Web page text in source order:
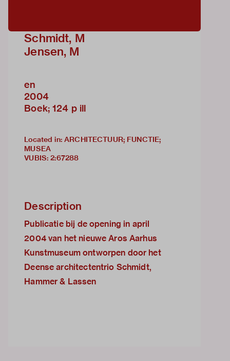
Schmidt, M
Jensen, M
en
2004
Boek; 124 p ill
Located in: ARCHITECTUUR; FUNCTIE;
MUSEA
VUBIS: 2:67288
Description
Publicatie bij de opening in april
2004 van het nieuwe Aros Aarhus
Kunstmuseum ontworpen door het
Deense architectentrio Schmidt,
Hammer & Lassen